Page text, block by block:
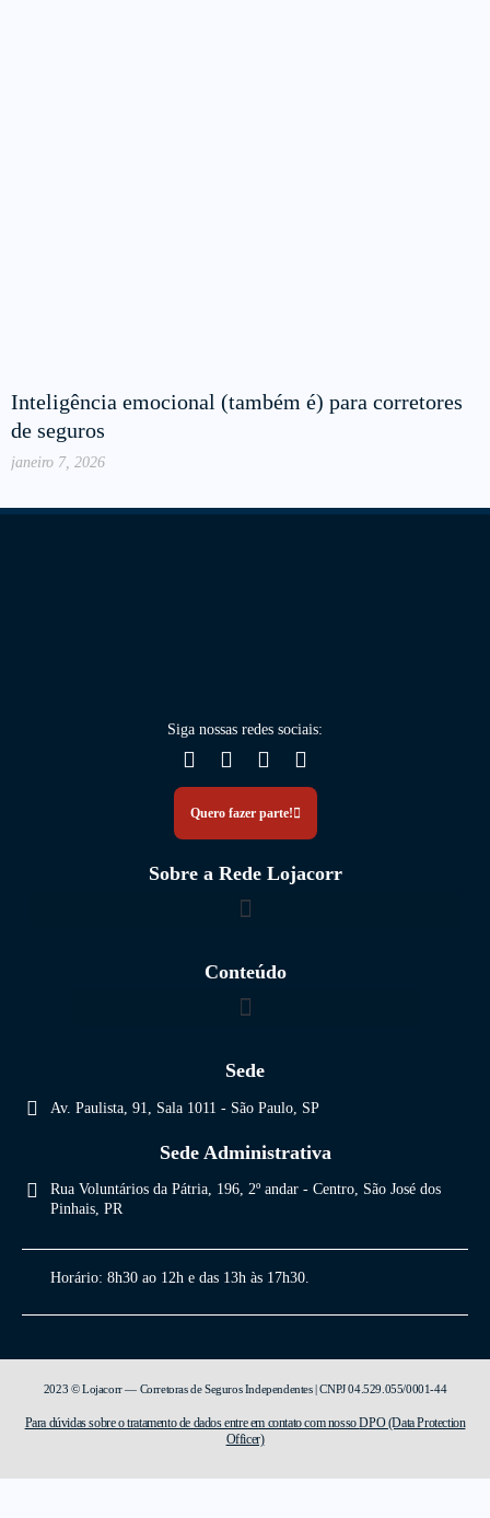
Inteligência emocional (também é) para corretores
de seguros
janeiro 7, 2026
Siga nossas redes sociais:
Quero fazer parte!
Sobre a Rede Lojacorr
Conteúdo
Sede
Av. Paulista, 91, Sala 1011 - São Paulo, SP
Sede Administrativa
Rua Voluntários da Pátria, 196, 2º andar - Centro, São José dos
Pinhais, PR
Horário: 8h30 ao 12h e das 13h às 17h30.
2023 © Lojacorr — Corretoras de Seguros Independentes | CNPJ 04.529.055/0001-44
Para dúvidas sobre o tratamento de dados entre em contato com nossoDPO (Data Protection
Officer)